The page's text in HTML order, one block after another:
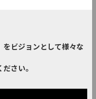
をビジョンとして様々な
さい。